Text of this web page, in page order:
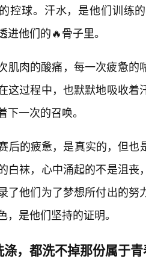
控球。汗水，是他们训练
进他们的🔥骨子里。
肌肉的酸痛，每一次疲惫的
这过程中，也默默地吸收
下一次的召唤。
后的疲惫，是真实的，但
白袜，心中涌起的不是沮
了他们为了梦想所付出的
，是他们坚持的证明。
，都洗不掉那份属于